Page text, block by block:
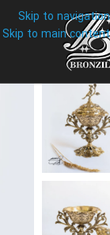
Skip to navigation
Skip to main content